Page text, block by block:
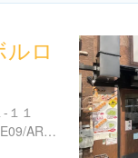
ロ
１１
https://retty.me/area/PRE09/ARE59/SUB5901/100001599141/